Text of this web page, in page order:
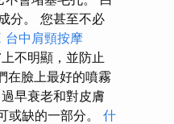
分。 您甚至不必
台中肩頸按摩
不明顯，並防止
在臉上最好的噴霧
早衰老和對皮膚
或缺的一部分。 什